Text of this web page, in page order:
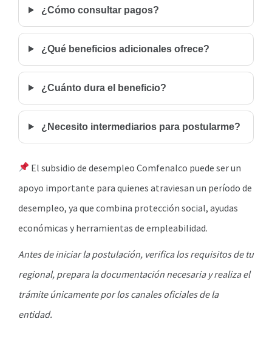
¿Cómo consultar pagos?
¿Qué beneficios adicionales ofrece?
¿Cuánto dura el beneficio?
¿Necesito intermediarios para postularme?
El subsidio de desempleo Comfenalco puede ser un
apoyo importante para quienes atraviesan un período de
desempleo, ya que combina protección social, ayudas
económicas y herramientas de empleabilidad.
Antes de iniciar la postulación, verifica los requisitos de tu
regional, prepara la documentación necesaria y realiza el
trámite únicamente por los canales oficiales de la
entidad.